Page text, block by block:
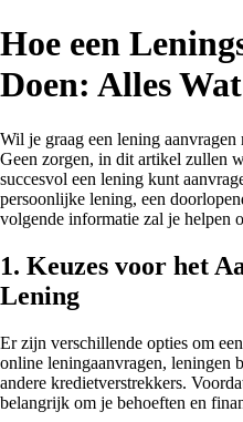
Hoe een
Doen: Alles
Wil je graag een lening
Geen zorgen, in dit artikel zullen
succesvol een lening kunt
persoonlijke lening, een
volgende informatie zal je helpen
1. Keuzes voor het
Lening
Er zijn verschillende opties om
online leningaanvragen,
andere kredietverstrekkers.
belangrijk om je behoeften en